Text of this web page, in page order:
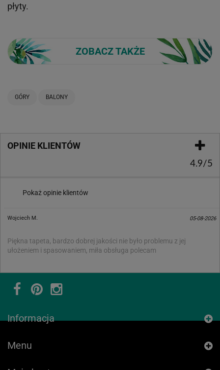
płyty.
ZOBACZ TAKŻE
GÓRY BALONY
OPINIE KLIENTÓW
4.9/5
Pokaż opinie klientów
Wojciech M. 05-08-2026
Piękna tapeta, bardzo dobrej jakości nie było problemu z jej
ułożeniem i spasowaniem, miła obsługa polecam
Informacja
Menu